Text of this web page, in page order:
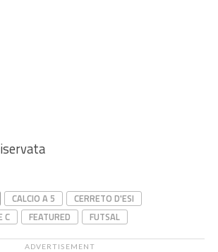
CALCIO A 5
CERRETO D'ESI
C
FEATURED FUTSAL
ADVERTISEMENT